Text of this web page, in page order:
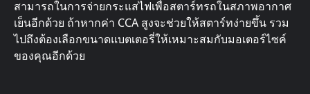
สามารถในการจ่ายกระแสไฟเพื่อสตาร์ทรถในสภาพอากาศ
เย็นอีกด้วย ถ้าหากค่า CCA สูงจะช่วยให้สตาร์ทง่ายขึ้น รวม
ไปถึงต้องเลือกขนาดแบตเตอรี่ให้เหมาะสมกับมอเตอร์ไซค์
ของคุณอีกด้วย